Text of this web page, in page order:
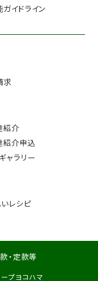
イドライン
求
紹介
紹介申込
ャラリー
レシピ
・定款等
プヨコハマ